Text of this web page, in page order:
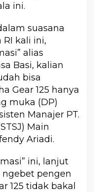
ini.
suasana
RI kali ini,
alias
Basi, kalian
bisa
Gear 125 hanya
muka (DP)
Manajer PT.
Main
Ariadi.
ini, lanjut
ngebet pengen
125 tidak bakal